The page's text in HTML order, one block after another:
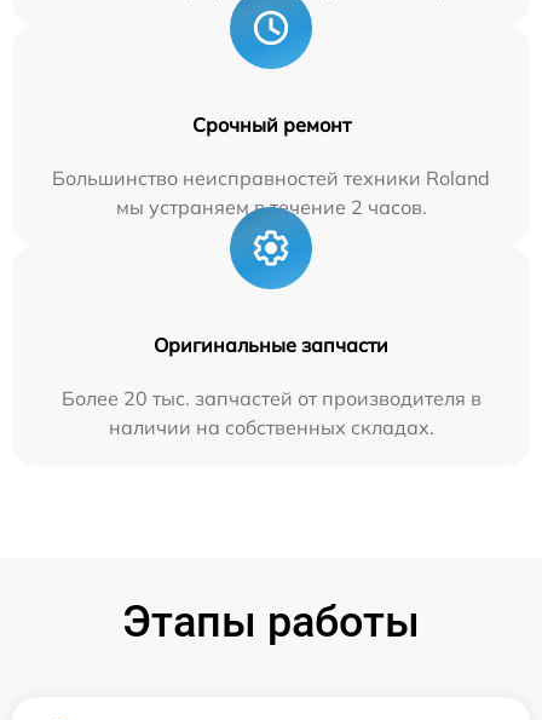
Срочный ремонт
Большинство неисправностей техники Roland
мы устраняем в течение 2 часов.
Оригинальные запчасти
Более 20 тыс. запчастей от производителя в
наличии на собственных складах.
Этапы работы